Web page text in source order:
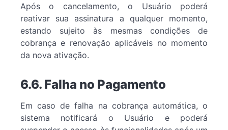
Após o cancelamento, o Usuário poderá
reativar sua assinatura a qualquer momento,
estando sujeito às mesmas condições de
cobrança e renovação aplicáveis no momento
da nova ativação.
6.6. Falha no Pagamento
Em caso de falha na cobrança automática, o
sistema notificará o Usuário e poderá